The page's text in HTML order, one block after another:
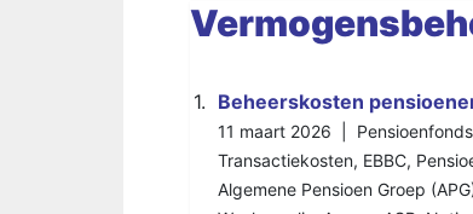
1. Beheerskosten
11 maart 2026 | Pensioenfonds
Transactiekosten, EBBC,
Algemene Pensioen Groep